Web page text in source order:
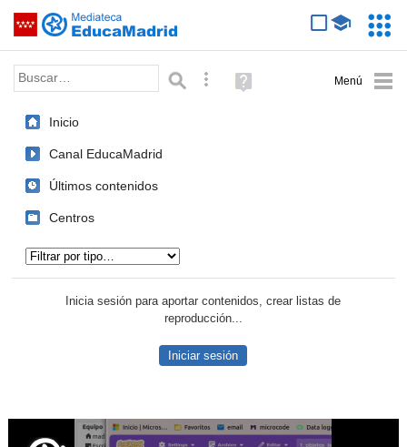
Saltar navegación
Palabra o frase: Búsqueda avanzada
Ayuda
(en
Inicio
Canal EducaMadrid
Últimos contenidos
Centros
Inicia sesión para aportar contenidos, crear listas de
reproducción...
Iniciar sesión